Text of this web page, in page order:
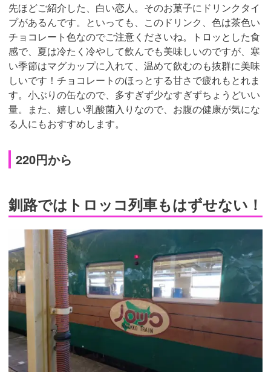
先ほどご紹介した、白い恋人。そのお菓子にドリンクタイ
プがあるんです。といっても、このドリンク、色は茶色い
チョコレート色なのでご注意くださいね。トロッとした食
感で、夏は冷たく冷やして飲んでも美味しいのですが、寒
い季節はマグカップに入れて、温めて飲むのも抜群に美味
しいです！チョコレートのほっとする甘さで疲れもとれま
す。小ぶりの缶なので、多すぎず少なすぎずちょうどいい
量。また、嬉しい乳酸菌入りなので、お腹の健康が気にな
る人にもおすすめします。
220円から
釧路ではトロッコ列車もはずせない！